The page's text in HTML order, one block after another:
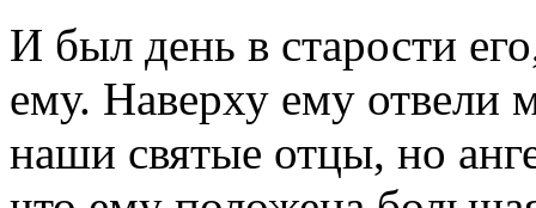
И был день в старости
ему. Наверху ему отвели
наши святые отцы, но